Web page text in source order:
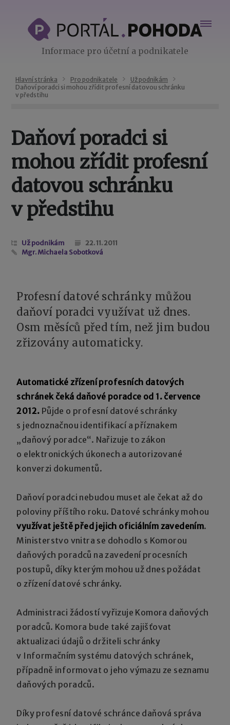
Informace pro účetní a podnikatele
Hlavní stránka Pro podnikatele
Už podnikám
Daňoví poradci si mohou zřídit profesní datovou schránku
v předstihu
Daňoví poradci si
mohou zřídit profesní
datovou schránku
v předstihu
Už podnikám
22. 11. 2011
Mgr. Michaela Sobotková
Profesní datové schránky můžou
daňoví poradci využívat už dnes.
Osm měsíců před tím, než jim budou
zřizovány automaticky.
Automatické zřízení profesních datových
schránek čeká daňové poradce od 1. července
2012. Půjde o profesní datové schránky
s jednoznačnou identifikací a příznakem
„daňový poradce“. Nařizuje to zákon
o elektronických úkonech a autorizované
konverzi dokumentů.
Daňoví poradci nebudou muset ale čekat až do
poloviny příštího roku. Datové schránky mohou
využívat ještě před jejich oficiálním zavedením.
Ministerstvo vnitra se dohodlo s Komorou
daňových poradců na zavedení procesních
postupů, díky kterým mohou už dnes požádat
o zřízení datové schránky.
Administraci žádostí vyřizuje Komora daňových
poradců. Komora bude také zajišťovat
aktualizaci údajů o držiteli schránky
v Informačním systému datových schránek,
případně informovat o jeho výmazu ze seznamu
daňových poradců.
Díky profesní datové schránce daňová správa